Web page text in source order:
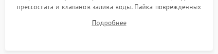
прессостата и клапанов залива воды. Пайка поврежденных
Восстановление целостности проводки и контактов.
Подробнее